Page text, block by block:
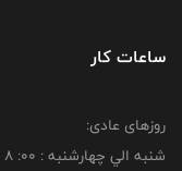
ساعات کار
روزهای عادی:
شنبه الي چهارشنبه : 00: 8 لغايت 16:00